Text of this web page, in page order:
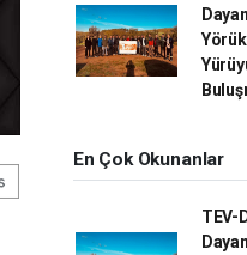
Yörük
En Çok Okunanlar
TEV-